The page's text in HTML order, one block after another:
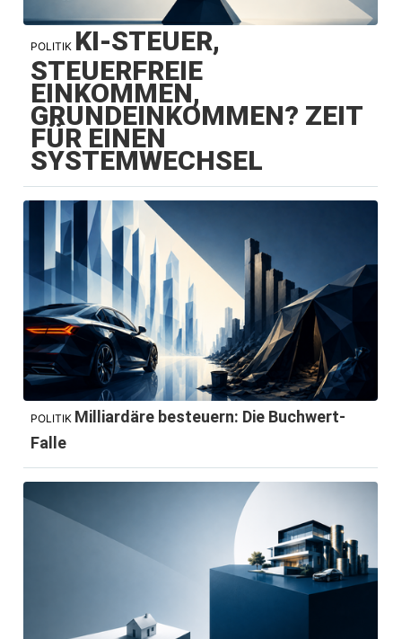
POLITIK KI-STEUER,
STEUERFREIE
EINKOMMEN,
GRUNDEINKOMMEN? ZEIT
FÜR EINEN
SYSTEMWECHSEL
POLITIK Milliardäre besteuern: Die Buchwert-
Falle